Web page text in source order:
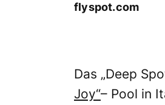
flyspot.com
Das „Deep
Joy“– Pool in